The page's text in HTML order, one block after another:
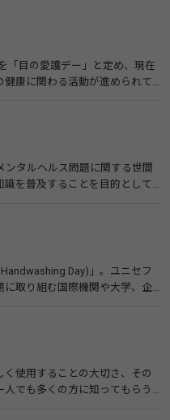
「目の愛護デー」と定め、現在
康に関わる活動が進められて
タルヘルス問題に関する世間
を普及することを目的として、
（厚生労働省）
Day)」。ユニセフ
に取り組む国際機関や大学、企
使用することの大切さ、その
でも多くの方に知ってもらう